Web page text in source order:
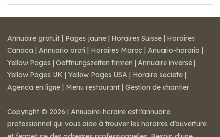
Annuaire gratuit | Pages jaune | Horaires Suisse | Horaires
Canada | Annuario orari | Horaires Maroc | Anuario-horario |
Yellow Pages | Oeffnungszeiten firmen | Annuaire inversé |
Yellow Pages UK | Yellow Pages USA | Horaire societe |
Agenda en ligne | Menu restaurant | Gestion de chantier
Copyright © 2026 | Annuaire-horaire est l’annuaire
professionnel qui vous aide à trouver les horaires d’ouverture